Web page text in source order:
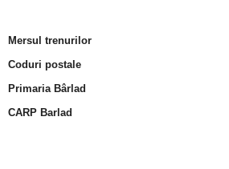
Mersul trenurilor
Coduri postale
Primaria Bârlad
CARP Barlad